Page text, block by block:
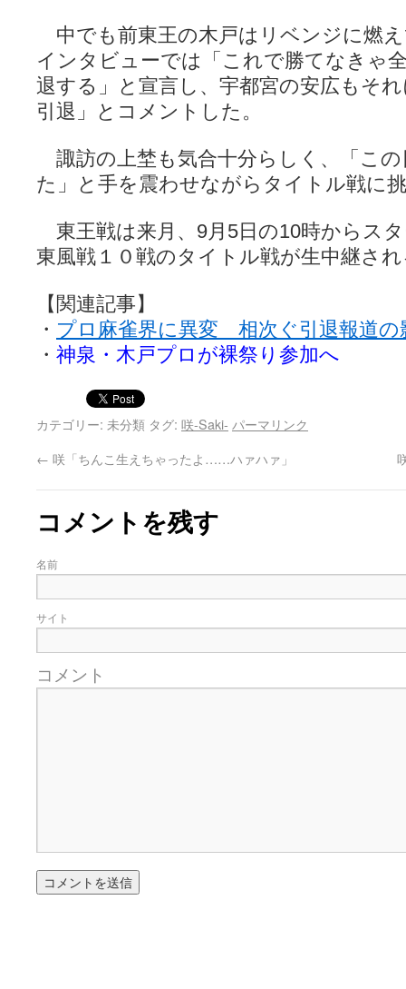
中でも前東王の木戸はリベンジに燃
インタビューでは「これで勝てなきゃ
退する」と宣言し、宇都宮の安広もそ
引退」とコメントした。
諏訪の上埜も気合十分らしく、「こ
た」と手を震わせながらタイトル戦に
東王戦は来月、9月5日の10時からス
東風戦１０戦のタイトル戦が生中継さ
【関連記事】
・ プロ麻雀界に異変 相次ぐ引退報道の
・ 神泉・木戸プロが裸祭り参加へ
カテゴリー: 未分類 タグ: 咲-Saki- パーマリンク
← 咲「ちんこ生えちゃったよ……ハァハァ」
コメントを残す
名前
サイト
コメント